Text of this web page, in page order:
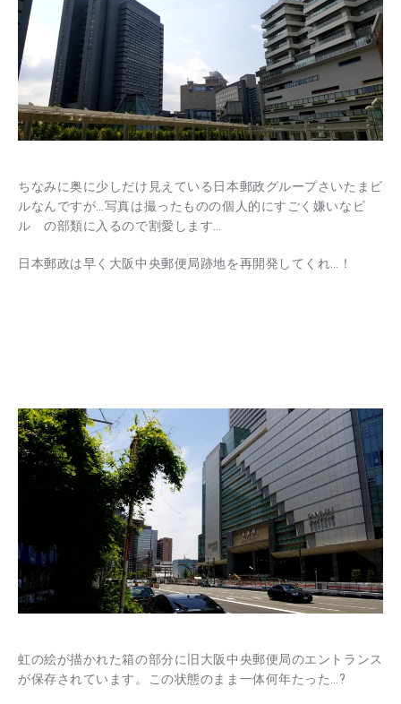
ちなみに奥に少しだけ見えている日本郵政グループさいたまビ
ルなんですが…写真は撮ったものの個人的にすごく嫌いなビ
ル の部類に入るので割愛します…
日本郵政は早く大阪中央郵便局跡地を再開発してくれ…！
虹の絵が描かれた箱の部分に旧大阪中央郵便局のエントランス
が保存されています。この状態のまま一体何年たった…?